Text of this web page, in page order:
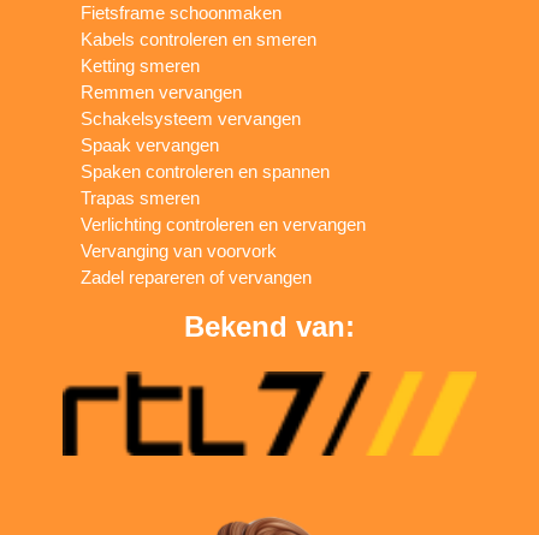
Fietsframe schoonmaken
Kabels controleren en smeren
Ketting smeren
Remmen vervangen
Schakelsysteem vervangen
Spaak vervangen
Spaken controleren en spannen
Trapas smeren
Verlichting controleren en vervangen
Vervanging van voorvork
Zadel repareren of vervangen
Bekend van: